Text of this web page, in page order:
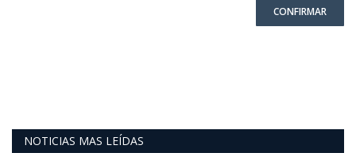
CONFIRMAR
NOTICIAS MAS LEÍDAS